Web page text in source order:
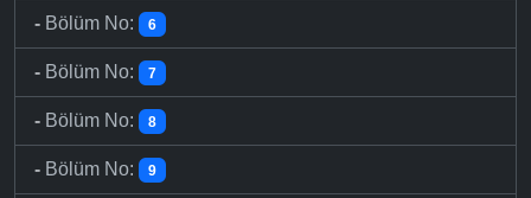
- Bölüm No: 6
- Bölüm No: 7
- Bölüm No: 8
- Bölüm No: 9